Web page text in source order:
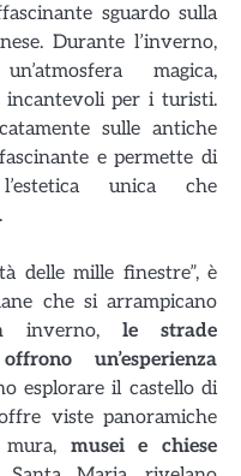
sguardo sulla
Durante l’inverno,
magica,
incantevoli per i turisti.
sulle antiche
e permette di
unica che
delle mille finestre”, è
che si arrampicano
inverno, le strade
un’esperienza
esplorare il castello di
viste panoramiche
musei e chiese